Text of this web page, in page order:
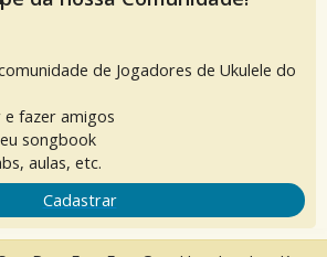
de Jogadores de Ukulele do
fazer amigos
songbook
aulas, etc.
Cadastrar